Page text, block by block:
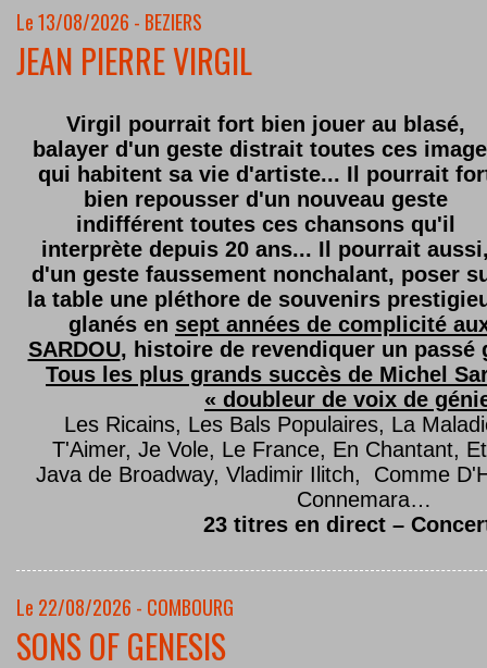
Le 13/08/2026 - BEZIERS
JEAN PIERRE VIRGIL
Virgil pourrait fort bien jouer au blasé,
balayer d'un geste distrait toutes ces
qui habitent sa vie d'artiste... Il pourrait
bien repousser d'un nouveau geste
indifférent toutes ces chansons qu'il
interprète depuis 20 ans... Il pourrait
d'un geste faussement nonchalant, poser
la table une pléthore de souvenirs
glanés en sept années de complicité
SARDOU, histoire de revendiquer un passé
Tous les plus grands succès de Michel
« doubleur de voix de
Les Ricains, Les Bals Populaires, La
T'Aimer, Je Vole, Le France, En Chantant,
Java de Broadway, Vladimir Ilitch, Comme
Connemara…
23 titres en direct –
Le 22/08/2026 - COMBOURG
SONS OF GENESIS